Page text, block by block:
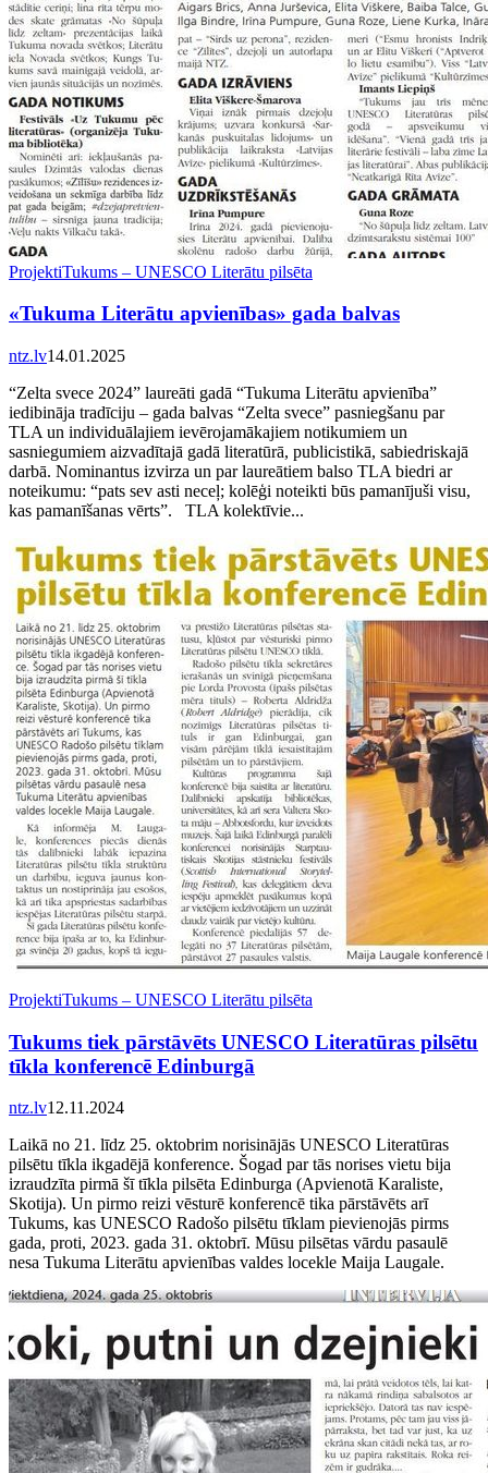
ProjektiTukums – UNESCO Literātu pilsēta
«Tukuma Literātu apvienības» gada balvas
ntz.lv14.01.2025
“Zelta svece 2024” laureāti gadā “Tukuma Literātu apvienība”
iedibināja tradīciju – gada balvas “Zelta svece” pasniegšanu par
TLA un individuālajiem ievērojamākajiem notikumiem un
sasniegumiem aizvadītajā gadā literatūrā, publicistikā, sabiedriskajā
darbā. Nominantus izvirza un par laureātiem balso TLA biedri ar
noteikumu: “pats sev asti neceļ; kolēģi noteikti būs pamanījuši visu,
kas pamanīšanas vērts”. TLA kolektīvie...
ProjektiTukums – UNESCO Literātu pilsēta
Tukums tiek pārstāvēts UNESCO Literatūras pilsētu
tīkla konferencē Edinburgā
ntz.lv12.11.2024
Laikā no 21. līdz 25. oktobrim norisinājās UNESCO Literatūras
pilsētu tīkla ikgadējā konference. Šogad par tās norises vietu bija
izraudzīta pirmā šī tīkla pilsēta Edinburga (Apvienotā Karaliste,
Skotija). Un pirmo reizi vēsturē konferencē tika pārstāvēts arī
Tukums, kas UNESCO Radošo pilsētu tīklam pievienojās pirms
gada, proti, 2023. gada 31. oktobrī. Mūsu pilsētas vārdu pasaulē
nesa Tukuma Literātu apvienības valdes locekle Maija Laugale.